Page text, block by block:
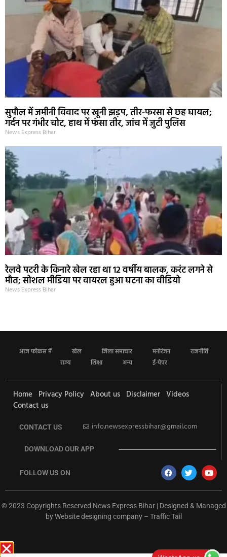
सुपौल में जमीनी विवाद पर खूनी झड़प, तीर-फरसा से छह घायल;
गर्दन पर गंभीर चोट, हाथ में फंसा तीर, जांच में जुटी पुलिस
News Express Bihar
रेलवे पटरी के किनारे खेल रहा था 12 वर्षीय बालक, करंट लगने से
मौत; सोशल मीडिया पर वायरल हुआ घटना का वीडियो
News Express Bihar
आज फोकस में खेल जिला समाचार मनोरंजन
राजनीति
राज्य
शिक्षा अन्य ई-पेपर
Home Privacy Policy About us Disclaimer Videos
Contact us
CONTACT US info.newsexpressbihar@gmail.com
DOWNLOAD OUR APP
FOLLOW US ON
© 2023 Copyrights Reserved News Express Bihar | Designed & Managed
byWebsite designing company– Traffic Tail